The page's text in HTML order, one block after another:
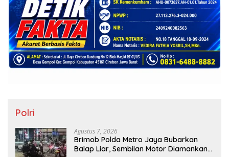
Polri
Agustus 7, 2026
Brimob Polda Metro Jaya Bubarkan
Balap Liar, Sembilan Motor Diamankan